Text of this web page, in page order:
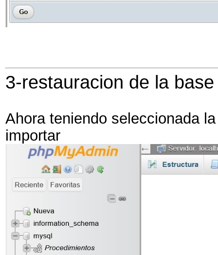
3-restauracion de la
Ahora teniendo seleccionada
importar